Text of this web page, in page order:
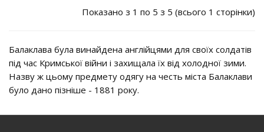
Показано з 1 по 5 з 5 (всього 1 сторінки)
Балаклава була винайдена англійцями для своїх солдатів
під час Кримської війни і захищала їх від холодної зими.
Назву ж цьому предмету одягу на честь міста Балаклави
було дано пізніше - 1881 року.